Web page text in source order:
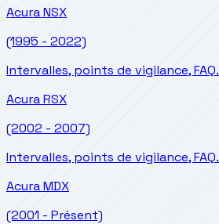
AcuraNSX
(1995 - 2022)
Intervalles, points de vigilance, FAQ.
AcuraRSX
(2002 - 2007)
Intervalles, points de vigilance, FAQ.
AcuraMDX
(2001 - Présent)